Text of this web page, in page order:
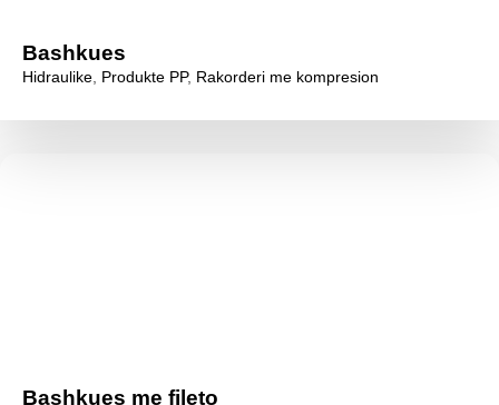
Bashkues
Hidraulike Produkte PP, Rakorderi me kompresion
Bashkues me fileto